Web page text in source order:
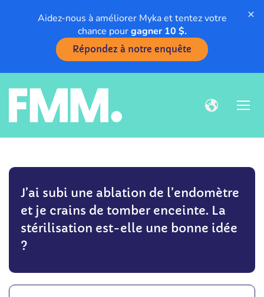
Aidez-nous à améliorer Myka et tentez votre
chance pourgagner 10 $.
Répondez à notre enquête
×
J’ai subi une ablation de l’endomètre
et je crains de tomber enceinte. La
stérilisation est-elle une bonne idée
?